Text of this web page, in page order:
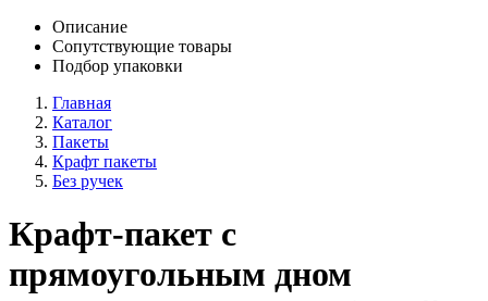
Описание
Сопутствующие товары
Подбор упаковки
Главная
Каталог
Пакеты
Крафт пакеты
Без ручек
Крафт-пакет с
прямоугольным дном